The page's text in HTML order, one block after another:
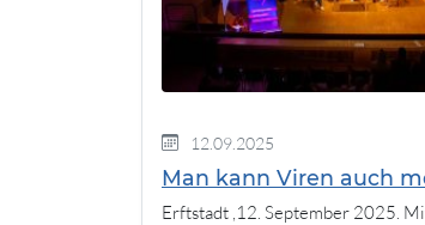
12.09.2025
Man kann Viren auch
Erftstadt ,12. September 2025.